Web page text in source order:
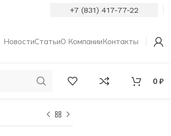
+7 (831) 417-77-22
НовостиСтатьиО КомпанииКонтакты
КОЛЬЦА С
0 ₽